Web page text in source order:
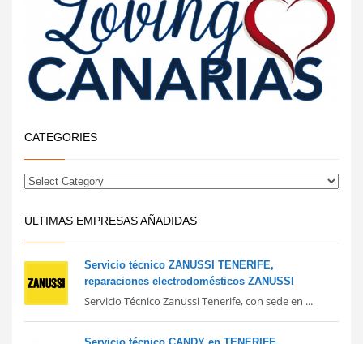
CATEGORIES
ULTIMAS EMPRESAS AÑADIDAS
Servicio técnico ZANUSSI TENERIFE,
reparaciones electrodomésticos ZANUSSI
Servicio Técnico Zanussi Tenerife, con sede en ...